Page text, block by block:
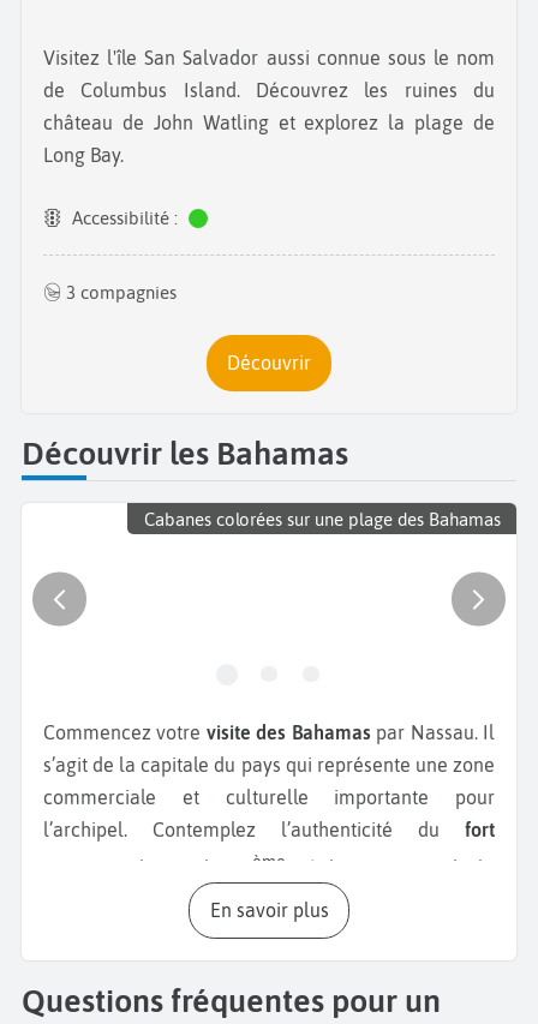
Visitez l'île San Salvador aussi connue sous le nom
de Columbus Island. Découvrez les ruines du
château de John Watling et explorez la plage de
Long Bay.
Accessibilité :
3 compagnies
Découvrir
Découvrir les Bahamas
Cabanes colorées sur une plage des Bahamas
Commencez votre visite des Bahamas par Nassau. Il
s’agit de la capitale du pays qui représente une zone
commerciale et culturelle importante pour
l’archipel. Contemplez l’authenticité du fort
ème
ville, admirez l’architecture de la
Cour Suprême des
et des bâtiments historiques à
l’architecture coloniale qui l’entourent. En face de la
capitale, vous découvrirez un lieu incontournable
En savoir plus
Questions fréquentes pour un